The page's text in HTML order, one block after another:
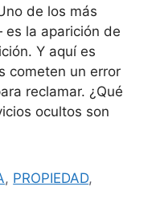
de los más
la aparición de
Y aquí es
cometen un error
reclamar. ¿Qué
ocultos son
, PROPIEDAD,